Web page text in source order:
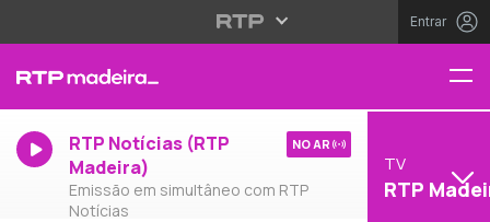
Entrar
RTP Notícias (RTP
Madeira)
Emissão em simultâneo com RTP
Notícias
NO AR
TV
RTP